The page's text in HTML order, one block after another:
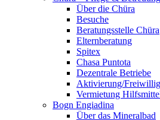
Über die Chüra
Besuche
Beratungsstelle Chüra
Elternberatung
Spitex
Chasa Puntota
Dezentrale Betriebe
Aktivierung/
Vermietung
Bogn Engiadina
Über das Mineralbad